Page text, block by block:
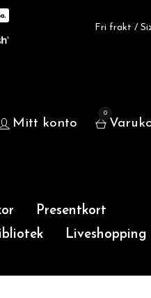
Fri frakt /
Mitt konto
0
Presentkort
Liveshopping